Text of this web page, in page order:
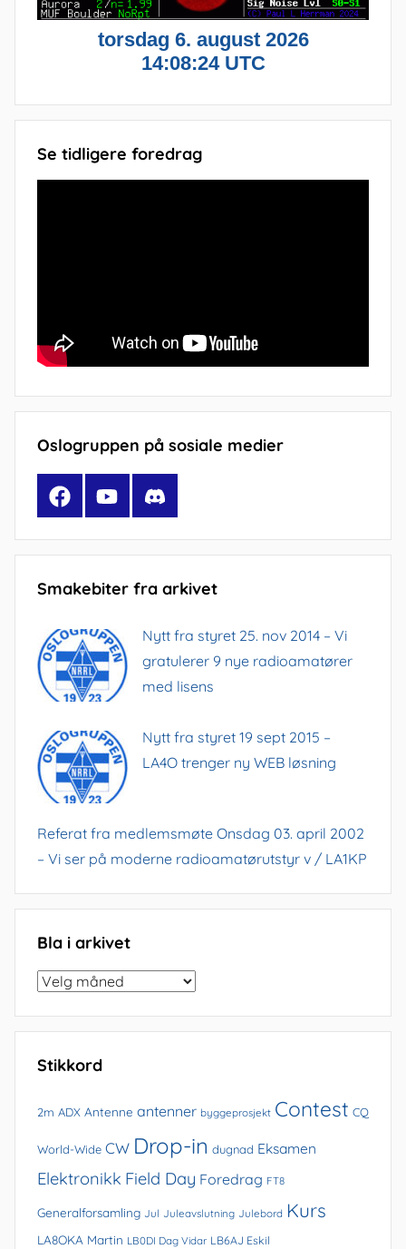
Se tidligere foredrag
Oslogruppen på sosiale medier
FacebookYouTubeDiscord
Smakebiter fra arkivet
Nytt fra styret 25. nov 2014 – Vi
gratulerer 9 nye radioamatører
med lisens
Nytt fra styret 19 sept 2015 –
LA4O trenger ny WEB løsning
Referat fra medlemsmøte Onsdag 03. april 2002
– Vi ser på moderne radioamatørutstyr v / LA1KP
Bla i arkivet
Bla
arkivet
Stikkord
2m ADX Antenne antenner byggeprosjekt Contest CQ
World-Wide CW Drop-in dugnad Eksamen
Elektronikk Field Day Foredrag FT8
Generalforsamling Jul Juleavslutning Julebord Kurs
LA8OKA Martin LB0DI Dag Vidar LB6AJ Eskil